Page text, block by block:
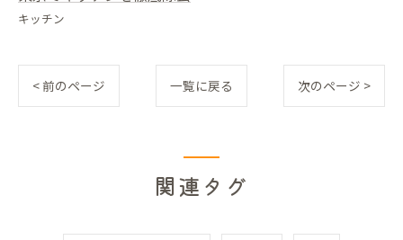
キッチン
< 前のページ 一覧に戻る 次のページ >
関連タグ